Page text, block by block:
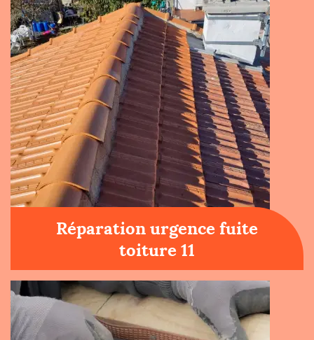
Réparation urgence fuite
toiture 11